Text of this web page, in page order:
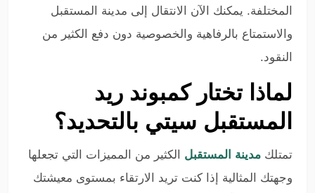
المختلفة. يمكنك الآن الانتقال إلى مدينة المستقبل
والاستمتاع بالرفاهية والخصوصية دون دفع الكثير من
النقود.
لماذا تختار كمبوند ريد
المستقبل سيتي بالتحديد؟
تمتلك مدينة المستقبل الكثير من المميزات التي تجعلها
وجهتك المثالية إذا كنت تريد الارتقاء بمستوى معيشتك